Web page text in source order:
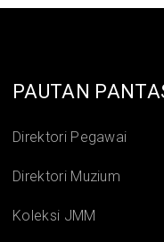
PAUTAN
Direktori Pegawai
Direktori Muzium
Koleksi JMM